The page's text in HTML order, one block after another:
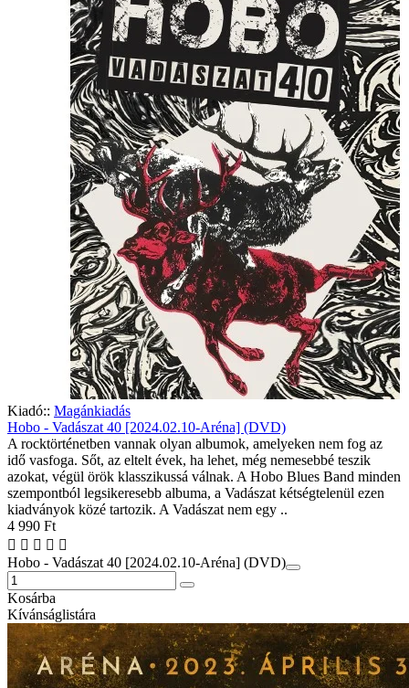
Kiadó:: Magánkiadás
Hobo - Vadászat 40 [2024.02.10-Aréna] (DVD)
A rocktörténetben vannak olyan albumok, amelyeken nem fog az
idő vasfoga. Sőt, az eltelt évek, ha lehet, még nemesebbé teszik
azokat, végül örök klasszikussá válnak. A Hobo Blues Band minden
szempontból legsikeresebb albuma, a Vadászat kétségtelenül ezen
kiadványok közé tartozik. A Vadászat nem egy ..
4 990 Ft
Hobo - Vadászat 40 [2024.02.10-Aréna] (DVD)
Kosárba
Kívánságlistára